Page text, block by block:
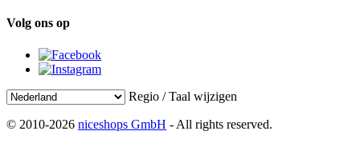
Volg ons op
Regio / Taal wijzigen
© 2010-2026 niceshops GmbH - All rights reserved.